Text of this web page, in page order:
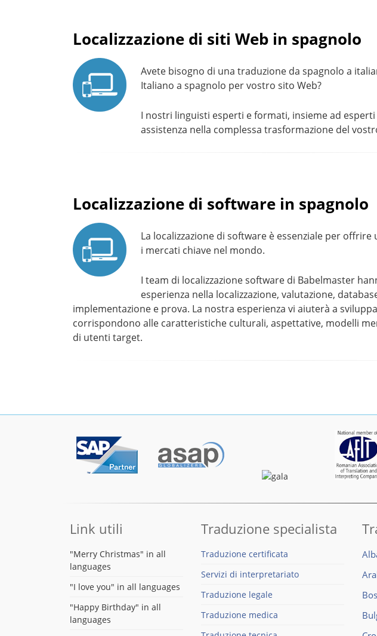
Localizzazione di siti Web in spagnolo
Avete bisogno di una traduzione da spagnolo a
Italiano a spagnolo per vostro sito Web?
I nostri linguisti esperti e formati, insieme ad
assistenza nella complessa trasformazione del
Localizzazione di software in spagnolo
La localizzazione di software è essenziale per
i mercati chiave nel mondo.
I team di localizzazione software di Babelmaster
esperienza nella localizzazione, valutazione,
implementazione e prova. La nostra esperienza vi aiuterà a
corrispondono alle caratteristiche culturali, aspettative, modelli
di utenti target.
Link utili
"Merry Christmas" in all
languages
"I love you" in all languages
"Happy Birthday" in all
languages
Traduzione specialista
Traduzione certificata
Servizi di interpretariato
Traduzione legale
Traduzione medica